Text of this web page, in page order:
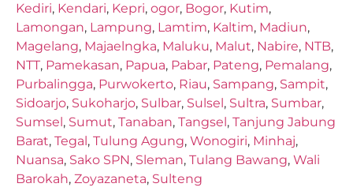
Kediri, Kendari, Kepri, ogor, Bogor, Kutim,
Lamongan, Lampung, Lamtim, Kaltim, Madiun,
Magelang, Majaelngka, Maluku, Malut, Nabire, NTB,
NTT, Pamekasan, Papua, Pabar, Pateng, Pemalang,
Purbalingga, Purwokerto, Riau, Sampang, Sampit,
Sidoarjo, Sukoharjo, Sulbar, Sulsel, Sultra, Sumbar,
Sumsel, Sumut, Tanaban, Tangsel, Tanjung Jabung
Barat, Tegal, Tulung Agung, Wonogiri, Minhaj,
Nuansa, Sako SPN, Sleman, Tulang Bawang, Wali
Barokah, Zoyazaneta, Sulteng